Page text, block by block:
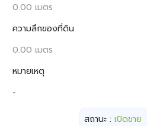
0.00 เมตร
ความลึกของที่ดิน
0.00 เมตร
หมายเหตุ
-
สถานะ :เปิดขาย